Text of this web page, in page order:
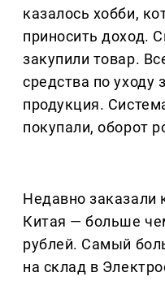
казалось хобби,
приносить доход.
закупили товар.
средства по уходу
продукция.
покупали, оборот
Недавно заказали
Китая — больше
рублей. Самый
на склад в